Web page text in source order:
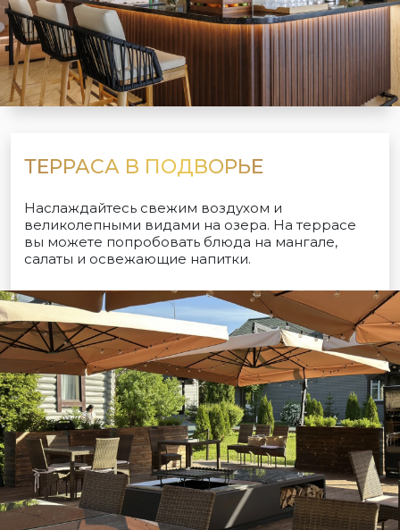
ТЕРРАСА В ПОДВОРЬЕ
Наслаждайтесь свежим воздухом и
великолепными видами на озера. На террасе
вы можете попробовать блюда на мангале,
салаты и освежающие напитки.